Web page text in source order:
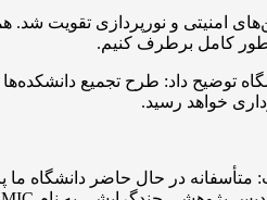
امنیتی و نورپردازی تقویت شد.
به‌طور کامل برطرف کنیم.
داد: طرح تجمیع دانشکده‌ها
خواهد رسید.
متأسفانه در حال حاضر دانشگاه